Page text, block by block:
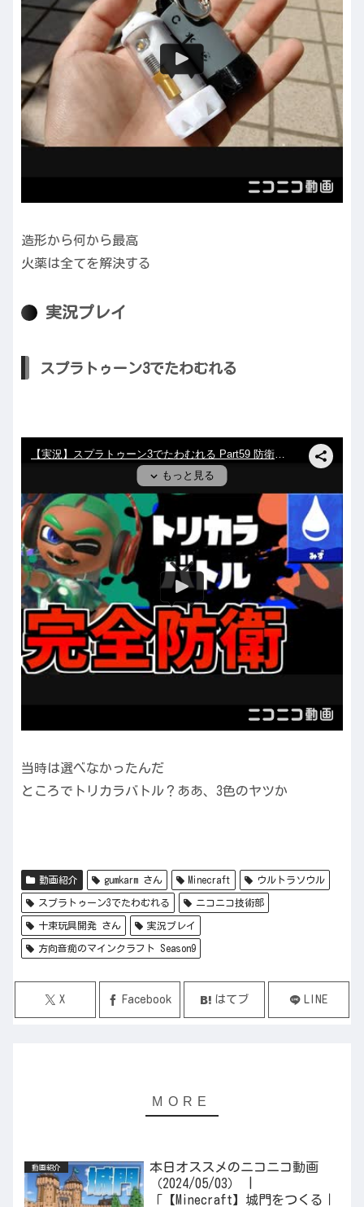
造形から何から最高
火薬は全てを解決する
実況プレイ
スプラトゥーン3でたわむれる
当時は選べなかったんだ
ところでトリカラバトル？ああ、3色のヤツか
動画紹介 gumkarm さん Minecraft ウルトラソウル
スプラトゥーン3でたわむれる ニコニコ技術部
十束玩具開発 さん 実況プレイ
方向音痴のマインクラフト Season9
X Facebook はてブ LINE
動画紹介
本日オススメのニコニコ動画
（2024/05/03） |
「【Minecraft】城門をつくる｜